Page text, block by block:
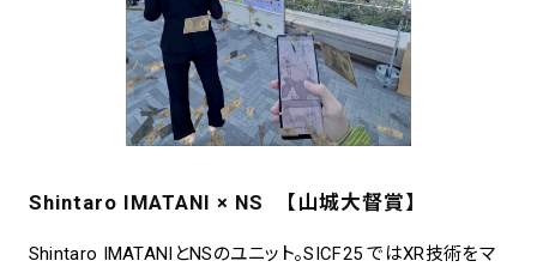
Shintaro IMATANI × NS 【山城大督賞】
Shintaro IMATANIとNSのユニット。SICF25 ではXR技術をマ